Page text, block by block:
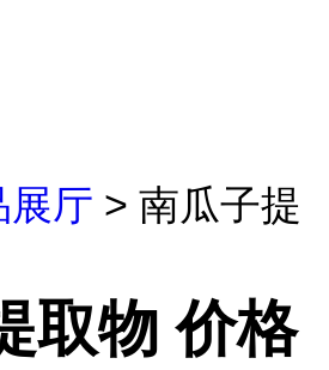
展厅 > 南瓜子提
取物 价格